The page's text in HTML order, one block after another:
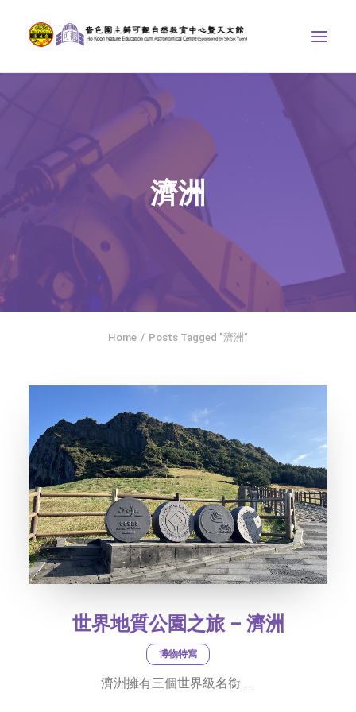
天文館
博物天地
比賽/專題計劃
聯絡我們
SEARCH
社交平台
濟洲
Home Posts Tagged "濟洲"
世界地質公園之旅 – 濟洲
博物特寫
濟洲擁有三個世界級名銜......